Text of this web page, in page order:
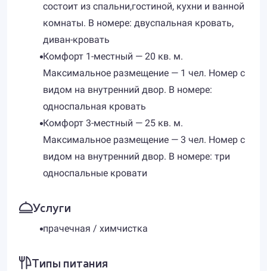
состоит из спальни,гостиной, кухни и ванной
комнаты. В номере: двуспальная кровать,
диван-кровать
Комфорт 1-местный — 20 кв. м.
Максимальное размещение — 1 чел. Номер с
видом на внутренний двор. В номере:
односпальная кровать
Комфорт 3-местный — 25 кв. м.
Максимальное размещение — 3 чел. Номер с
видом на внутренний двор. В номере: три
односпальные кровати
Услуги
прачечная / химчистка
Типы питания